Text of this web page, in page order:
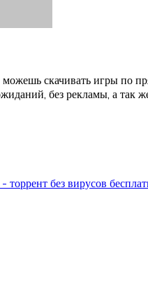
скачивать игры по
без рекламы, а так